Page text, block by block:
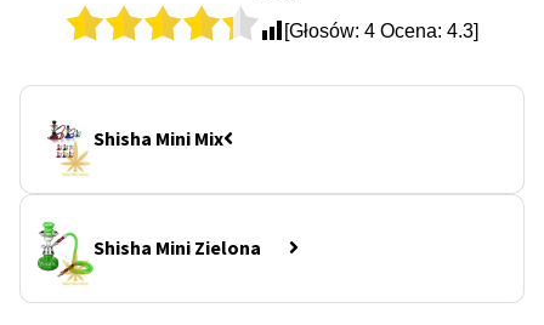
Producenci Nasion
Fajki Wodne
Inne Akcesoria
Informacje
Blog
menu
[Głosów: 4 Ocena: 4.3]
Shisha Mini Mix
Shisha Mini Zielona